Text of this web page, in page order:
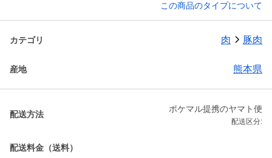
この商品のタイプについて
カテゴリ 肉 豚肉
産地 熊本県
配送方法
ポケマル提携のヤマト便
配送区分:
配送料金（送料）